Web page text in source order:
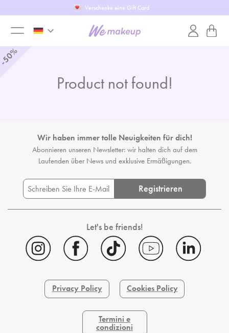
Verschenke eine Gift Card
toggle
keyboard_arrow_down
50
%
Product not found!
Wir haben immer tolle Neuigkeiten für dich!
Abonnieren unseren Newsletter: wir halten dich auf dem
Laufenden über News und exklusive Ermäßigungen.
Registrieren
Let's be friends!
Privacy Policy Cookies Policy
Termini e
condizioni